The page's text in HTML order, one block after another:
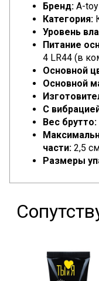
Бренд: A-
Категория:
Уровень
Питание
4 LR44 (в
Основной
Основной
С
Вес брутто:
части: 2,5
Размеры